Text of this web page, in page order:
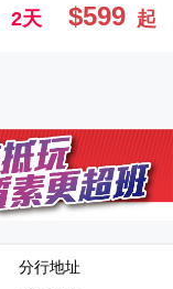
2天 $599 起
分行地址